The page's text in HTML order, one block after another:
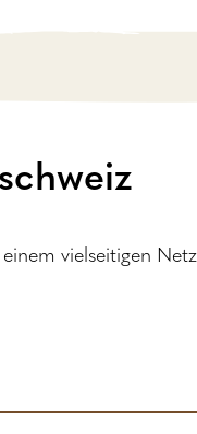
vielseitigen